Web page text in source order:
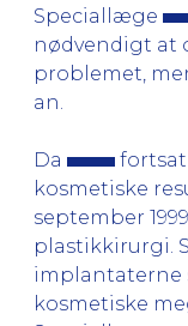
Speciallæge
nødvendigt at
problemet,
an.
Da
kosmetiske
september
plastikkirurgi.
implantaterne
kosmetiske